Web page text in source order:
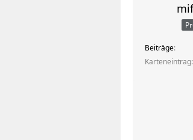
Beiträge
Karteneintrag